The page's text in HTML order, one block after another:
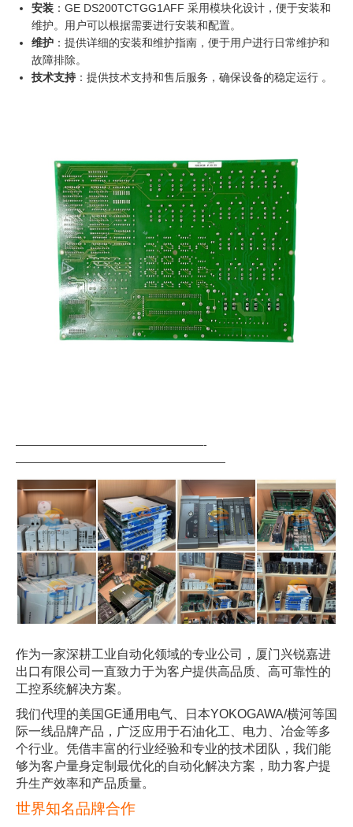
安装 ：GE DS200TCTGG1AFF 采用模块化设计，便于安装和
维护。用户可以根据需要进行安装和配置。
维护 ：提供详细的安装和维护指南，便于用户进行日常维护和
故障排除。
技术支持 ：提供技术支持和售后服务，确保设备的稳定运行 。
—————————————————-
———————————————————
作为一家深耕工业自动化领域的专业公司，厦门兴锐嘉进
出口有限公司一直致力于为客户提供高品质、高可靠性的
工控系统解决方案。
我们代理的美国GE通用电气、日本YOKOGAWA/横河等国
际一线品牌产品，广泛应用于石油化工、电力、冶金等多
个行业。凭借丰富的行业经验和专业的技术团队，我们能
够为客户量身定制最优化的自动化解决方案，助力客户提
升生产效率和产品质量。
世界知名品牌合作